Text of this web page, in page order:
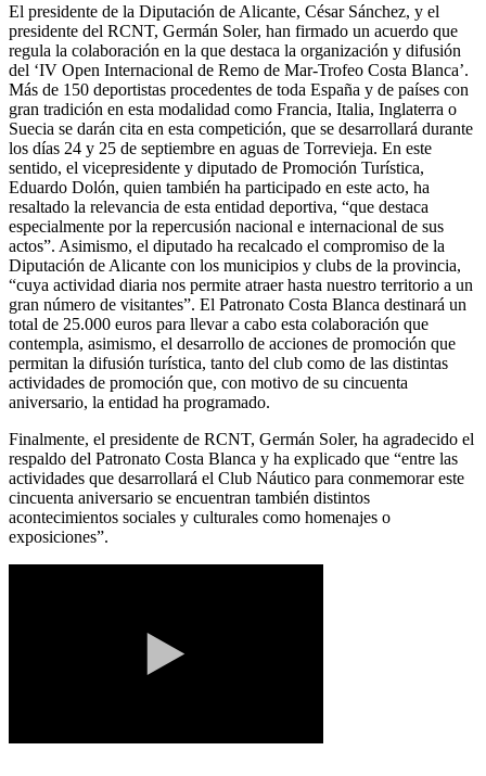
El presidente de la Diputación de Alicante, César Sánchez, y el
presidente del RCNT, Germán Soler, han firmado un acuerdo que
regula la colaboración en la que destaca la organización y difusión
del ‘IV Open Internacional de Remo de Mar-Trofeo Costa Blanca’.
Más de 150 deportistas procedentes de toda España y de países con
gran tradición en esta modalidad como Francia, Italia, Inglaterra o
Suecia se darán cita en esta competición, que se desarrollará durante
los días 24 y 25 de septiembre en aguas de Torrevieja. En este
sentido, el vicepresidente y diputado de Promoción Turística,
Eduardo Dolón, quien también ha participado en este acto, ha
resaltado la relevancia de esta entidad deportiva, “que destaca
especialmente por la repercusión nacional e internacional de sus
actos”. Asimismo, el diputado ha recalcado el compromiso de la
Diputación de Alicante con los municipios y clubs de la provincia,
“cuya actividad diaria nos permite atraer hasta nuestro territorio a un
gran número de visitantes”. El Patronato Costa Blanca destinará un
total de 25.000 euros para llevar a cabo esta colaboración que
contempla, asimismo, el desarrollo de acciones de promoción que
permitan la difusión turística, tanto del club como de las distintas
actividades de promoción que, con motivo de su cincuenta
aniversario, la entidad ha programado.
Finalmente, el presidente de RCNT, Germán Soler, ha agradecido el
respaldo del Patronato Costa Blanca y ha explicado que “entre las
actividades que desarrollará el Club Náutico para conmemorar este
cincuenta aniversario se encuentran también distintos
acontecimientos sociales y culturales como homenajes o
exposiciones”.